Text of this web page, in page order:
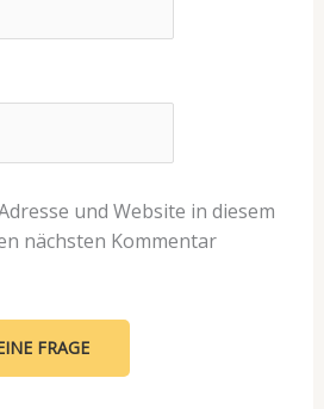
und Website in diesem
nächsten Kommentar